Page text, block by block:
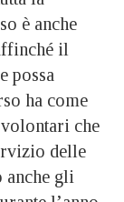
è anche
il
possa
ha come
che
delle
anche gli